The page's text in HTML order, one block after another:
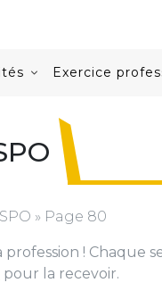
Exercice
» Page 80
! Chaque
pour la recevoir.